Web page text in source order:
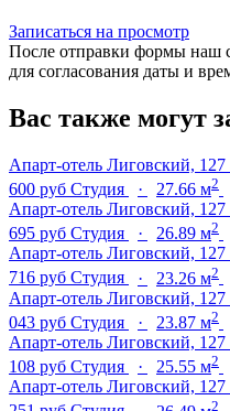
Записаться на просмотр
После отправки формы наш
для согласования даты и
Вас также могут
Апарт-отель Лиговский, 127
600 руб Студия · 27.66 м2
Апарт-отель Лиговский, 127
695 руб Студия · 26.89 м2
Апарт-отель Лиговский, 127
716 руб Студия · 23.26 м2
Апарт-отель Лиговский, 127
043 руб Студия · 23.87 м2
Апарт-отель Лиговский, 127
108 руб Студия · 25.55 м2
Апарт-отель Лиговский, 127
2